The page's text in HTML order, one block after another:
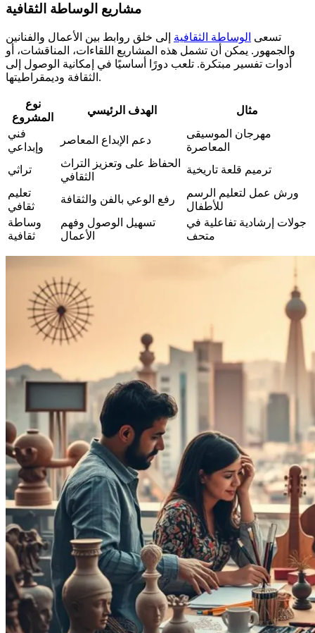
مشاريع الوساطة الثقافية
تسعى الوساطة الثقافية إلى خلق روابط بين الأعمال والفنانين
والجمهور. يمكن أن تشمل هذه المشاريع اللقاءات، المناقشات، أو
أدوات تفسير مبتكرة. تلعب دورًا أساسيًا في إمكانية الوصول إلى
الثقافة وديمقراطيتها.
نوع
المشروع
الهدف الرئيسي
مثال
فني
وإبداعي
دعم الإبداع المعاصر
مهرجان الموسيقى
المعاصرة
تراثي
الحفاظ على وتعزيز التراث
الثقافي
ترميم قلعة تاريخية
تعليم
ثقافي
رفع الوعي بالفن والثقافة
ورش عمل لتعليم الرسم
للأطفال
وساطة
ثقافية
تسهيل الوصول وفهم
الأعمال
جولات إرشادية تفاعلية في
متحف